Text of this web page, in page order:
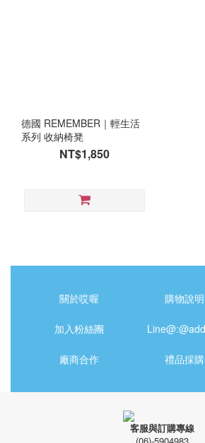
德國 REMEMBER｜輕生活
系列 收納椅凳
NT$1,850
關於哎喔 購物說明
加入粉絲團
廠商合作 禮品採購
客服與訂購專線